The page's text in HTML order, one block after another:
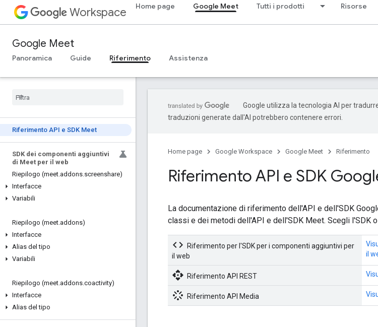
Workspace Home page Google Meet Tutti i prodotti Risorse
Google Meet
Panoramica Guide Riferimento Assistenza
Riferimento API e SDK Meet
SDK dei componenti aggiuntivi
di Meet per il web
Riepilogo (meet.addons.screenshare)
Interfacce
Variabili
Riepilogo (meet.addons)
Interfacce
Alias del tipo
Variabili
Riepilogo (meet.addons.coactivity)
Interfacce
Alias del tipo
Google utilizza la tecnologia AI per
traduzioni generate dall'AI potrebbero contenere errori.
Home page Google Workspace Google Meet Riferimento
Riferimento API e SDK
La documentazione di riferimento dell'API e dell'SDK
classi e dei metodi dell'API e dell'SDK Meet. Scegli l'SDK
code
Riferimento per l'SDK per i componenti aggiuntivi per
il web
il
api Riferimento API REST
stream Riferimento API Media